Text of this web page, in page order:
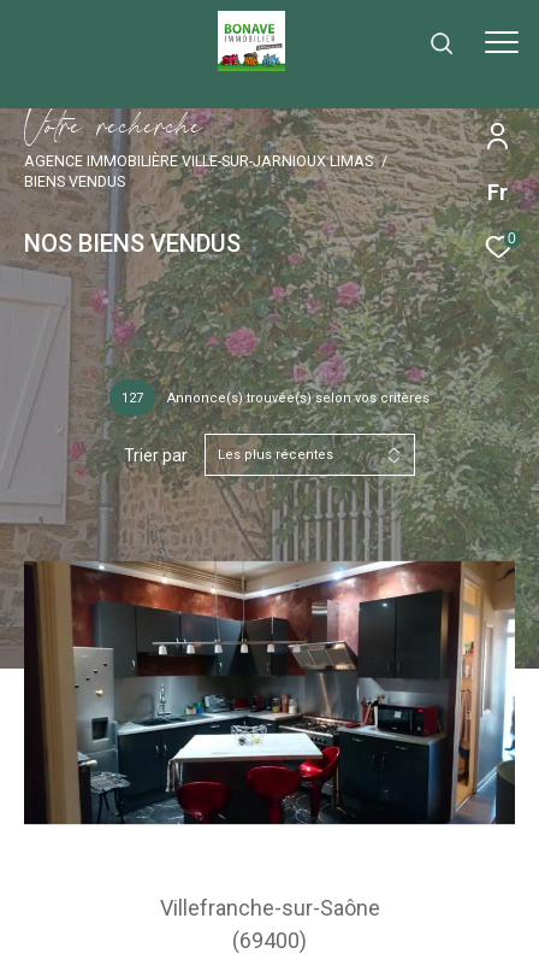
Fr
0
Votre recherche
AGENCE IMMOBILIÈRE VILLE-SUR-JARNIOUX LIMAS
BIENS VENDUS
NOS BIENS VENDUS
127 Annonce(s) trouvée(s) selon vos critères
Trier par Les plus récentes
Villefranche-sur-Saône
(69400)